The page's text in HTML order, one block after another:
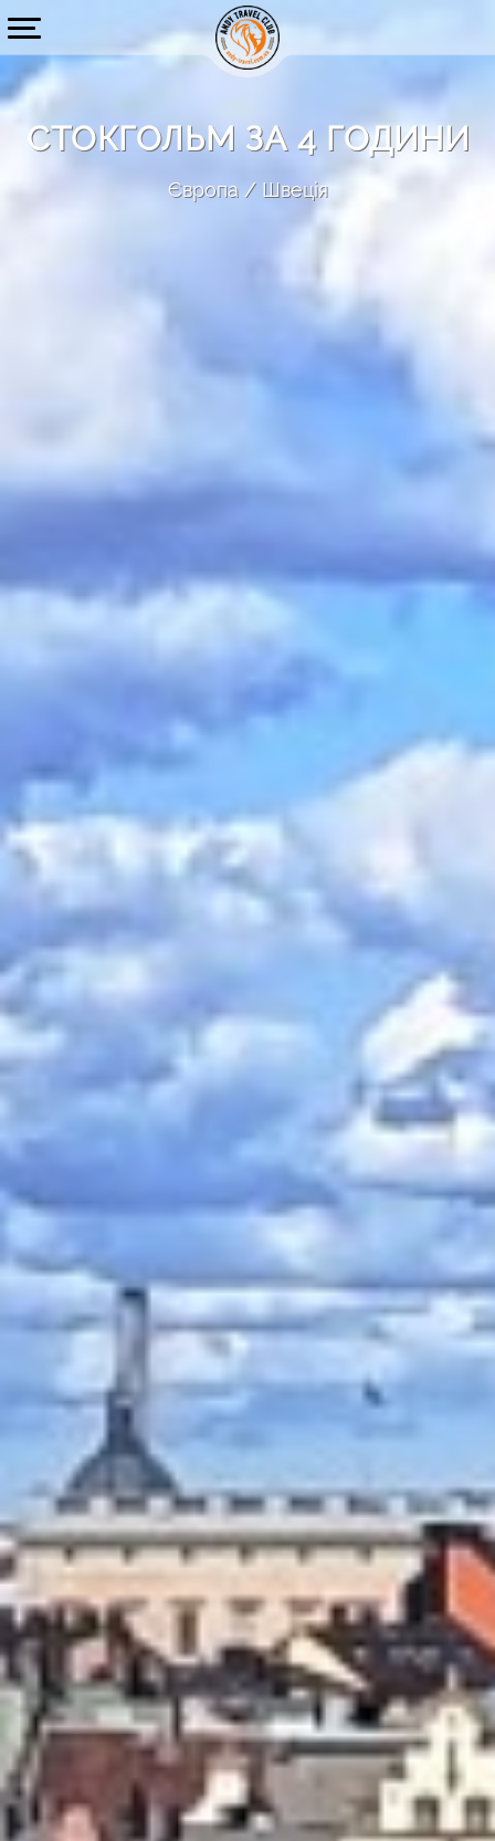
СТОКГОЛЬМ ЗА 4 ГОДИНИ
Європа Швеція